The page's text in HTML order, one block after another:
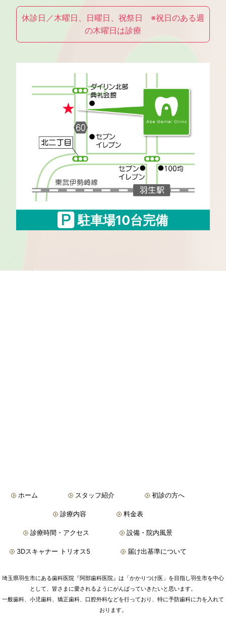
休診日／木曜日、日曜日、祝祭日 ※祝日のある週
の木曜日は診療
駐車場10台完備
ホーム スタッフ紹介 初診の方へ
診療内容 料金表
診療時間・アクセス 設備・院内風景
3Dスキャナー トリオス5 届け出基準について
埼玉県羽生市にある歯科医院『阿部歯科医院』は「かかりつけ医」を目指し羽生市を中心
として、皆さまに愛されるようにがんばっていきたいと思います。
一般歯科、小児歯科、矯正歯科、口腔外科などを行っており、特に予防歯科に力を入れて
おります。